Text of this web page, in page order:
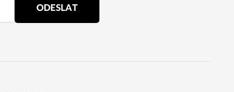
ODESLAT